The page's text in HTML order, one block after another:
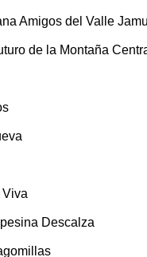
Amigos del Valle
de la Montaña
Viva
Descalza